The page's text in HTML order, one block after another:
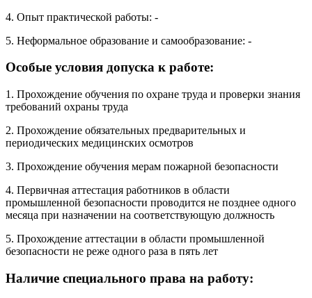
4. Опыт практической работы: -
5. Неформальное образование и самообразование: -
Особые условия допуска к работе:
1. Прохождение обучения по охране труда и проверки знания
требований охраны труда
2. Прохождение обязательных предварительных и
периодических медицинских осмотров
3. Прохождение обучения мерам пожарной безопасности
4. Первичная аттестация работников в области
промышленной безопасности проводится не позднее одного
месяца при назначении на соответствующую должность
5. Прохождение аттестации в области промышленной
безопасности не реже одного раза в пять лет
Наличие специального права на работу: